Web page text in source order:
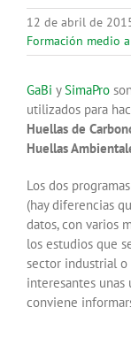
12 de abril de
Formación medio
GaBi ySimaPro
utilizados para
Huellas de
Huellas
Los dos
(hay diferencias
datos, con varios
los estudios que
sector industrial
interesantes unas
conviene